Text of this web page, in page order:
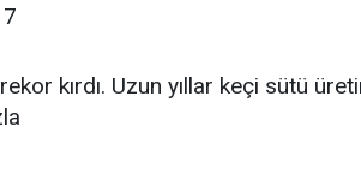
kırdı. Uzun yıllar keçi sütü